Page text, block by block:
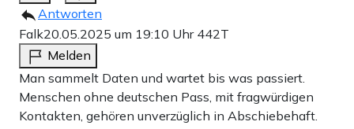
Antworten
Falk20.05.2025 um 19:10 Uhr 442T
Melden
Man sammelt Daten und wartet bis was passiert.
Menschen ohne deutschen Pass, mit fragwürdigen
Kontakten, gehören unverzüglich in Abschiebehaft.